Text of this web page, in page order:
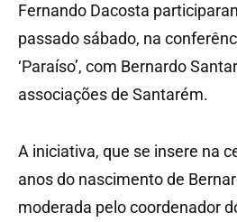
Fernando Dacosta
passado sábado, na
‘Paraíso’, com Bernardo
associações de Santarém.
A iniciativa, que se insere na
anos do nascimento de
moderada pelo coordenador